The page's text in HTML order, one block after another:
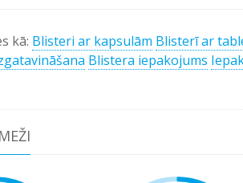
kā: Blisteri ar kapsulām Blisterī ar
Blistera iepakojums